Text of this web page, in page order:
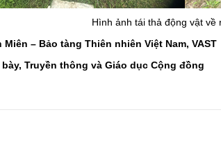
Hình ảnh tái thả động vật về
– Bảo tàng Thiên nhiên Việt Nam, VAST
Truyền thông và Giáo dục Cộng đồng